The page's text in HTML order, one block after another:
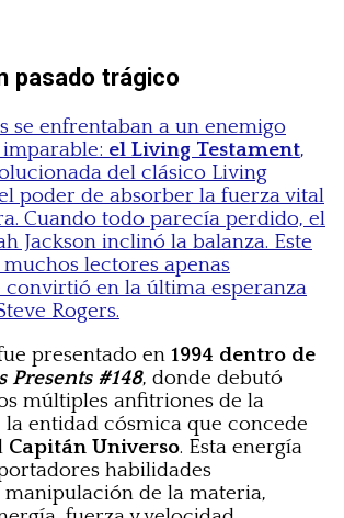
pasado trágico
se enfrentaban a un enemigo
el Living Testament,
del clásico Living
poder de absorber la fuerza vital
Cuando todo parecía perdido, el
Jackson inclinó la balanza. Este
lectores apenas
convirtió en la última esperanza
Rogers.
presentado en 1994 dentro de
#148, donde debutó
múltiples anfitriones de la
la entidad cósmica que concede
Capitán Universo. Esta energía
habilidades
manipulación de la materia,